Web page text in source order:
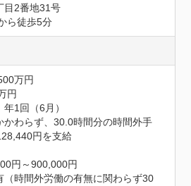
目2番地31号
ら徒歩5分
万円
円
1回（6月）
かわらず、30.0時間分の時間外手
円を支給
円～900,000円
（時間外労働の有無に関わらず30